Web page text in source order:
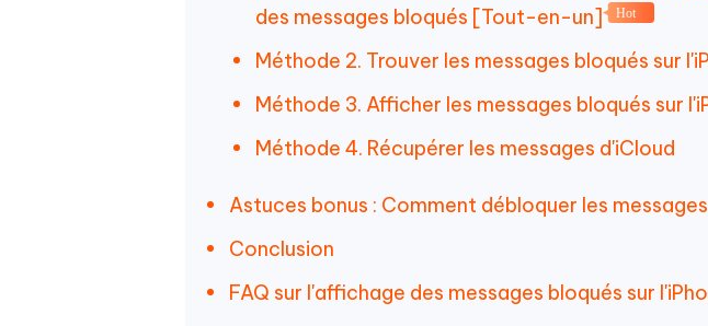
des messages bloqués [Tout-en-un]
Hot
Méthode 2. Trouver les messages bloqués sur
Méthode 3. Afficher les messages bloqués sur
Méthode 4. Récupérer les messages d'iCloud
Astuces bonus : Comment débloquer les
Conclusion
FAQ sur l'affichage des messages bloqués sur